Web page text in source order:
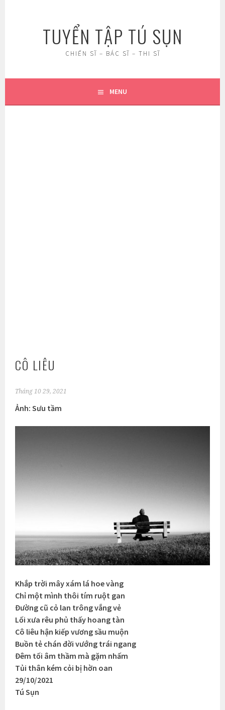
TUYỂN TẬP TÚ SỤN
CHIẾN SĨ – BÁC SĨ – THI SĨ
MENU
CÔ LIÊU
Tháng 10 29, 2021
Ảnh: Sưu tầm
Khắp trời mây xám lá hoe vàng
Chỉ một mình thôi tím ruột gan
Đường cũ cỏ lan trông vắng vẻ
Lối xưa rêu phủ thấy hoang tàn
Cô liêu hận kiếp vương sầu muộn
Buồn tẻ chán đời vướng trái ngang
Đêm tối âm thầm mà gặm nhấm
Tủi thân kém cỏi bị hờn oan
29/10/2021
Tú Sụn